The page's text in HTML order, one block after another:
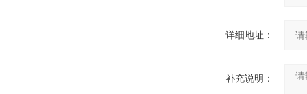
详细地址：
补充说明：